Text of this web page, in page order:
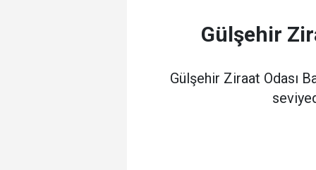
Gülşehir
Gülşehir Ziraat Odası